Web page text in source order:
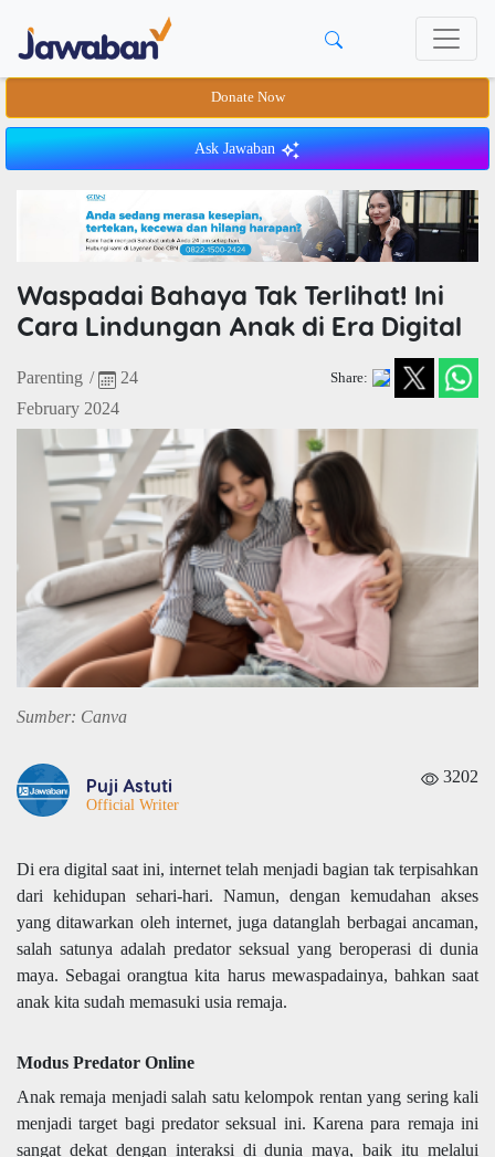
Donate Now
Ask Jawaban
Waspadai Bahaya Tak Terlihat! Ini
Cara Lindungan Anak di Era Digital
Parenting /
24
February 2024
Share:
Sumber: Canva
Puji Astuti
Official Writer
3202
Di era digital saat ini, internet telah menjadi bagian tak terpisahkan
dari kehidupan sehari-hari. Namun, dengan kemudahan akses
yang ditawarkan oleh internet, juga datanglah berbagai ancaman,
salah satunya adalah predator seksual yang beroperasi di dunia
maya. Sebagai orangtua kita harus mewaspadainya, bahkan saat
anak kita sudah memasuki usia remaja.
Modus Predator Online
Anak remaja menjadi salah satu kelompok rentan yang sering kali
menjadi target bagi predator seksual ini. Karena para remaja ini
sangat dekat dengan interaksi di dunia maya, baik itu melalui